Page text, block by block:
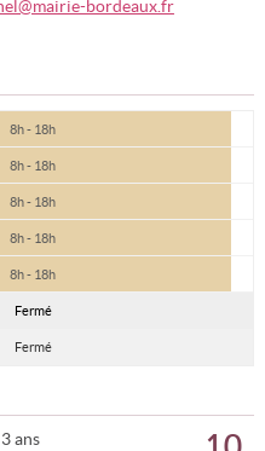
bordeaux.fr
8h - 18h
8h - 18h
8h - 18h
8h - 18h
8h - 18h
Fermé
Fermé
ans